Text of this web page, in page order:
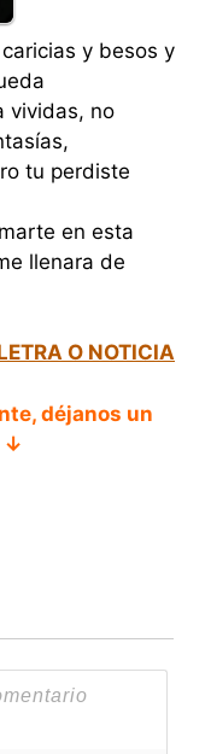
y besos y
vividas, no
tu perdiste
en esta
llenara de
O NOTICIA
déjanos un
↓